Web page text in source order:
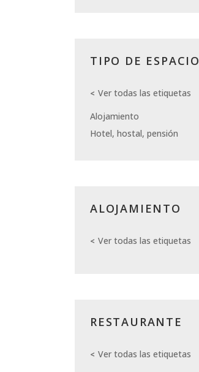
TIPO DE ESPACIO
Ver todas las etiquetas
Alojamiento
Hotel, hostal, pensión
ALOJAMIENTO
Ver todas las etiquetas
RESTAURANTE
Ver todas las etiquetas